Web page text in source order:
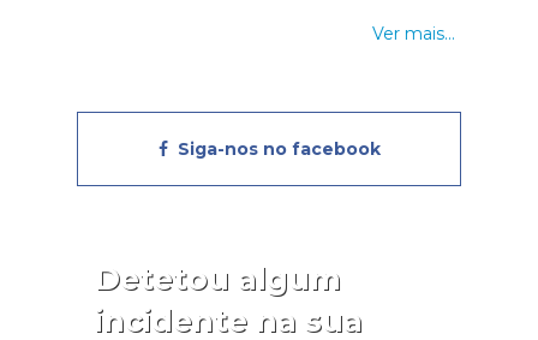
celebrado por escrito e titulado por alvará,
Ver mais...
Siga-nos no facebook
Detetou algum
incidente na sua